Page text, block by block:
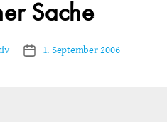
Sache
Veröffentlichungsdatum
1. September 2006